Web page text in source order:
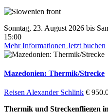
Sonntag, 23. August 2026 bis
15:00
Mehr Informationen Jetzt buchen
Mazedonien: Thermik/Strecke
Reisen Alexander Schlink €
Thermik und Streckenfliegen